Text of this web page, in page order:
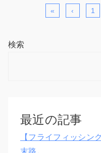
« ‹ 1
検索
最近の記事
【フライフィッシン
末路。